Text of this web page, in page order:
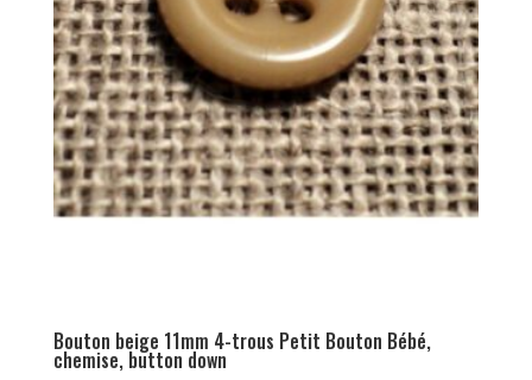
Bouton beige 11mm 4-trous Petit Bouton Bébé,
chemise, button down